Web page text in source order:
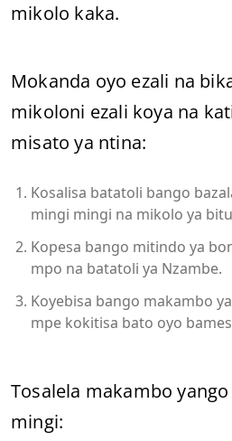
mikolo kaka.
Mokanda oyo ezali na
mikoloni ezali koya na
misato ya ntina:
Kosalisa batatoli bango
mingi mingi na mikolo ya
Kopesa bango mitindo ya
mpo na batatoli ya Nzambe.
Koyebisa bango makambo
mpe kokitisa bato oyo
Tosalela makambo
mingi: